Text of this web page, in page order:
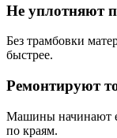
Не уплотняют
Без трамбовки
быстрее.
Ремонтируют
Машины начинают
по краям.